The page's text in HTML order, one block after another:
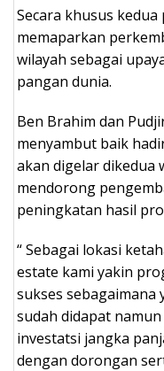
Secara khusus
memaparkan
wilayah sebagai
pangan dunia.
Ben Brahim dan
menyambut baik
akan digelar dikedua
mendorong
peningkatan hasil
“ Sebagai lokasi
estate kami yakin
sukses
sudah didapat
investatsi jangka
dengan dorongan